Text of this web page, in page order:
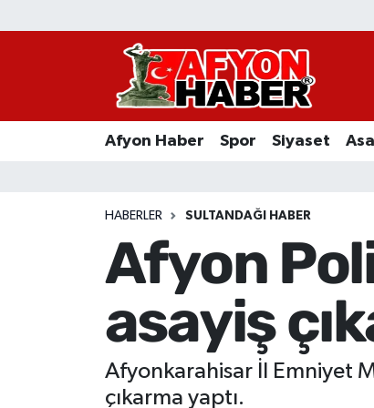
Afyon Haber Spor Siyaset
HABERLER SULTANDAĞI HABER
Afyon
asayiş
Afyonkarahisar İl Emniyet
çıkarma yaptı.
Afyon Haber
Asayiş Yaşam
Sivil Toplum
Ekonomi